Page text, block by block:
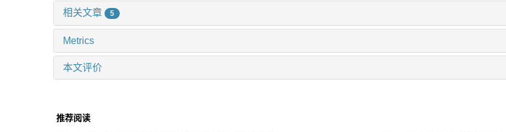
相关文章 5
Metrics
本文评价